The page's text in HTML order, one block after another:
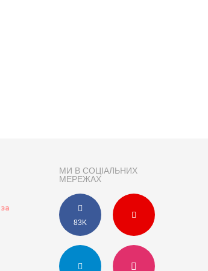
МИ В СОЦІАЛЬНИХ
МЕРЕЖАХ
83K
за